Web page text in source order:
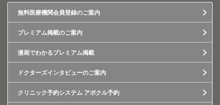
無料医療機関会員登録のご案内
プレミアム掲載のご案内
漫画でわかるプレミアム掲載
ドクターズインタビューのご案内
クリニック予約システム アポクル予約